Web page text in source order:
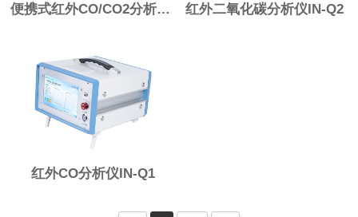
便携式红外CO/CO2分析仪IN-Q3 红外二氧化碳分析仪IN-Q2
红外CO分析仪IN-Q1